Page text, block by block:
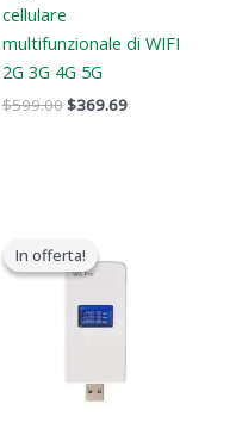
cellulare
multifunzionale di WIFI
2G 3G 4G 5G
$599.00$369.69
In offerta!
In offerta!originale
era:
$139.00.
attuale